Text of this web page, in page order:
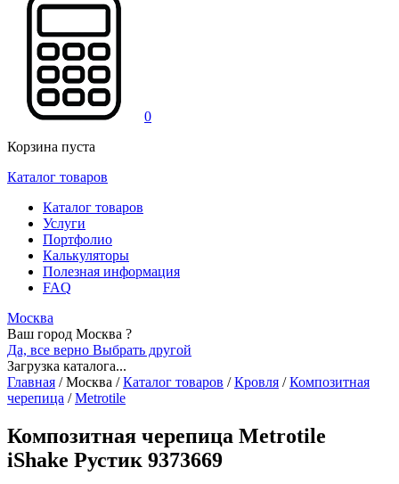
0
Корзина пуста
Каталог товаров
Каталог товаров
Услуги
Портфолио
Калькуляторы
Полезная информация
FAQ
Москва
Ваш город Москва ?
Да, все верно Выбрать другой
Загрузка каталога...
Главная /Москва / Каталог товаров / Кровля / Композитная
черепица / Metrotile
Композитная черепица Metrotile
iShake Рустик 9373669